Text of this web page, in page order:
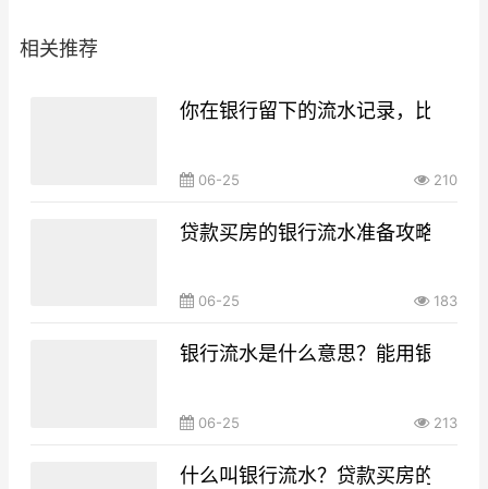
相关推荐
你在银行留下的流水记录，比你想
06-25 210
贷款买房的银行流水准备攻略，你
06-25 183
银行流水是什么意思？能用银行流
06-25 213
什么叫银行流水？贷款买房的银行